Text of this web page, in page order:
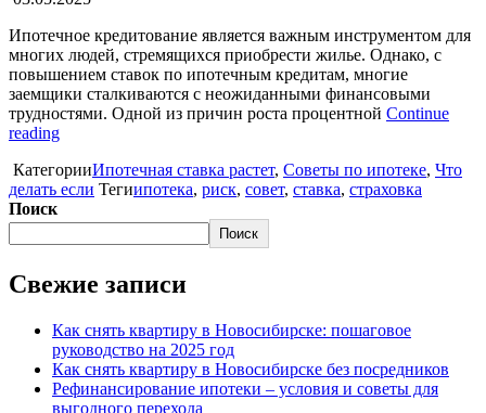
Ипотечное кредитование является важным инструментом для
многих людей, стремящихся приобрести жилье. Однако, с
повышением ставок по ипотечным кредитам, многие
заемщики сталкиваются с неожиданными финансовыми
трудностями. Одной из причин роста процентной Continue
reading
КатегорииИпотечная ставка растет, Советы по ипотеке, Что
делать если Тегиипотека, риск, совет, ставка, страховка
Поиск
Поиск
Свежие записи
Как снять квартиру в Новосибирске: пошаговое
руководство на 2025 год
Как снять квартиру в Новосибирске без посредников
Рефинансирование ипотеки – условия и советы для
выгодного перехода